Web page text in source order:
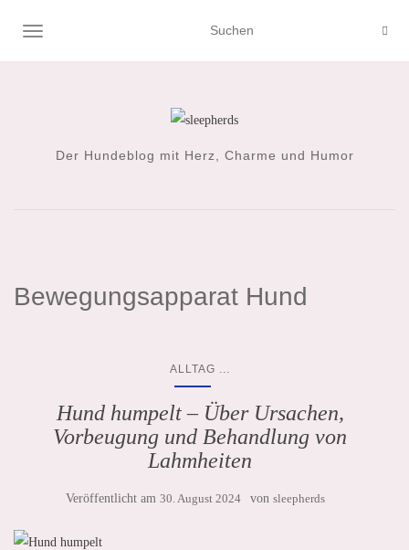
NAVIGATION UMSCHALTEN
Der Hundeblog mit Herz, Charme und Humor
Bewegungsapparat Hund
ALLTAG
Hund humpelt – Über Ursachen,
Vorbeugung und Behandlung von
Lahmheiten
Veröffentlicht am 30. August 2024 von sleepherds